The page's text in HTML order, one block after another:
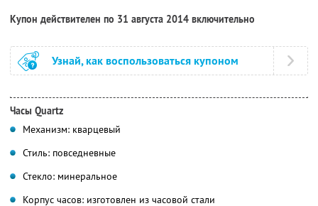
Купон действителен по 31 августа 2014 включительно
Узнай, как воспользоваться купоном
Часы Quartz
Механизм: кварцевый
Стиль: повседневные
Стекло: минеральное
Корпус часов: изготовлен из часовой стали